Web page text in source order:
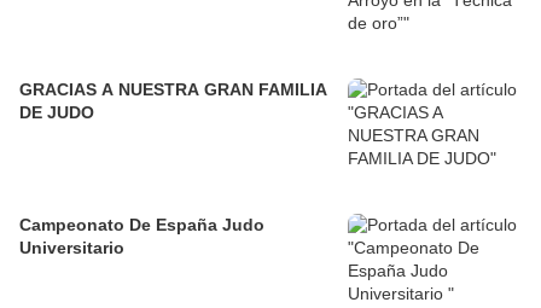
GRACIAS A NUESTRA GRAN FAMILIA
DE JUDO
Campeonato De España Judo
Universitario